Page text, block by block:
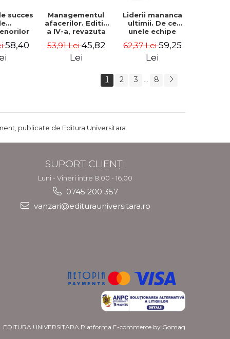
succes
sa-ti
58,40
Managementul
afacerilor. Editia
a IV-a, revazuta
Gabriel I. Nastase
53,91 Lei45,82
Lei
Liderii mananca
ultimii. De ce
unele echipe
impreuna, iar
altele nu. Editia a
62,37 Lei59,25
Lei
1 2 3 8
publicate de Editura Universitara.
SUPORT CLIENȚI
Luni - Vineri intre 8.00 - 16.00
0745 200 357
vanzari@editurauniversitara.ro
EDITURA UNIVERSITARA Platforma E-commerce by Gomag